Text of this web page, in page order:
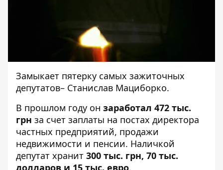
Замыкает пятерку самых зажиточных
депутатов– Станислав Мациборко.
В прошлом году он заработал 472 тыс.
грн за счет заплаты на постах директора
частных предприятий, продажи
недвижимости и пенсии. Наличкой
депутат хранит 300 тыс. грн, 70 тыс.
долларов и 15 тыс. евро.